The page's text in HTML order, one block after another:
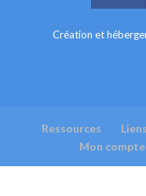
Création et
Ressources Liens
Mon compte